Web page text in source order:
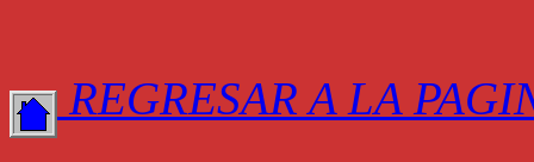
REGRESAR A LA